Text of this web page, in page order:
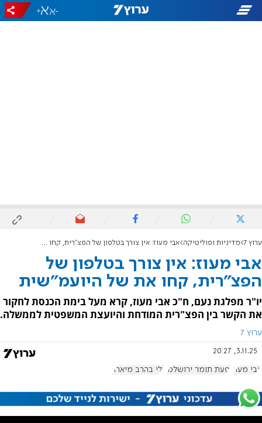
-
+
ערוץ 7 מדיניות ופוליטיקה אבי מעוז: אין צורך בטלפון של הפצ"רית, קחו את של היועמ"שית
אבי מעוז: אין צורך בטלפון של
הפצ"רית, קחו את של היועמ"שית
יו"ר מפלגת נעם, ח"כ אבי מעוז, קרא מעל בימת הכנסת לחקור
את הקשר בין הפצ"רית המודחת והיועצת המשפטית לממשלה.
ערוץ 7
3.11.25, 20:27
אבי מעוז יפעת תומר ירושלמי גלי בהרב מיארה